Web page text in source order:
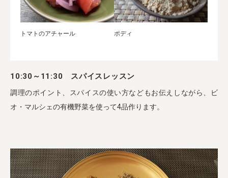
トマトのアチャール ポディ
10:30～11:30 スパイスレッスン
調理のポイント、スパイスの使い方などもお伝えしながら、ビ
オ・マルシェの有機野菜を使って4品作ります。